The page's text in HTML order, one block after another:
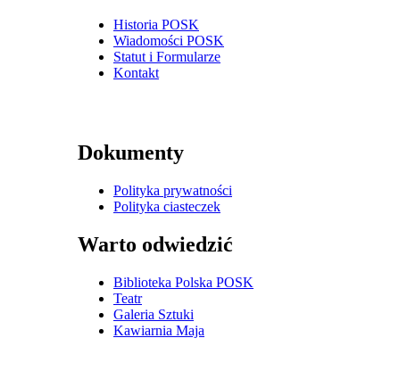
Historia POSK
Wiadomości POSK
Statut i Formularze
Kontakt
Dokumenty
Polityka prywatności
Polityka ciasteczek
Warto odwiedzić
Biblioteka Polska POSK
Teatr
Galeria Sztuki
Kawiarnia Maja